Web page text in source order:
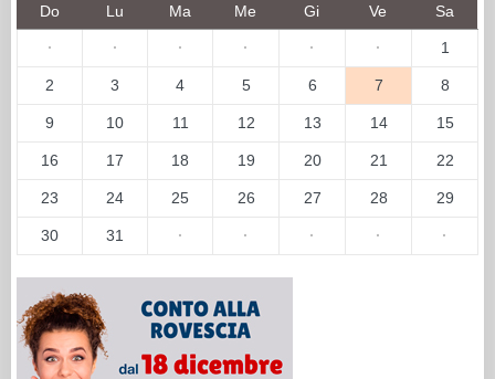
Do Lu Ma Me Gi Ve Sa
· · · · · · 1
2 3 4 5 6 7 8
9 10 11 12 13 14 15
16 17 18 19 20 21 22
23 24 25 26 27 28 29
30 31 · · · · ·